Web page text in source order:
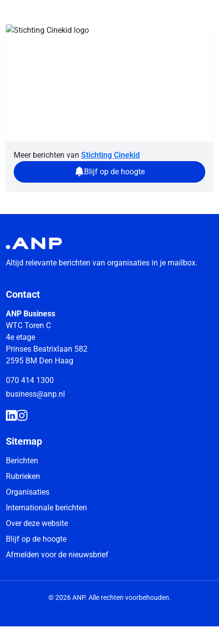
Meer berichten van Stichting Cinekid
Blijf op de hoogte
Altijd relevante berichten van organisaties in je mailbox.
Contact
ANP Business
WTC Toren C
4e etage
Prinses Beatrixlaan 582
2595 BM Den Haag
070 414 1300
business@anp.nl
Sitemap
Berichten
Rubrieken
Organisaties
Internationale berichten
Over deze website
Blijf op de hoogte
Afmelden voor de nieuwsbrief
© 2026 ANP. Alle rechten voorbehouden.